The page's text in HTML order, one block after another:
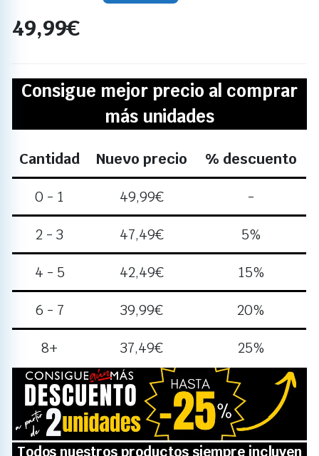
49,99€
Consigue mejor precio al comprar
más unidades
Cantidad Nuevo precio % descuento
0 - 1 49,99€ -
2 - 3 47,49€ 5%
4 - 5 42,49€ 15%
6 - 7 39,99€ 20%
8+ 37,49€ 25%